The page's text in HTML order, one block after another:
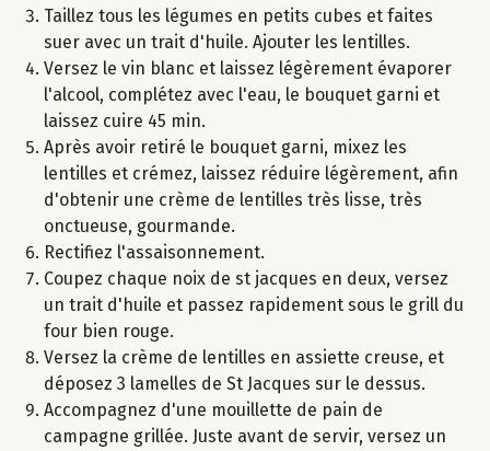
Taillez tous les légumes en petits cubes et faites
suer avec un trait d'huile. Ajouter les lentilles.
Versez le vin blanc et laissez légèrement évaporer
l'alcool, complétez avec l'eau, le bouquet garni et
laissez cuire 45 min.
Après avoir retiré le bouquet garni, mixez les
lentilles et crémez, laissez réduire légèrement, afin
d'obtenir une crème de lentilles très lisse, très
onctueuse, gourmande.
Rectifiez l'assaisonnement.
Coupez chaque noix de st jacques en deux, versez
un trait d'huile et passez rapidement sous le grill du
four bien rouge.
Versez la crème de lentilles en assiette creuse, et
déposez 3 lamelles de St Jacques sur le dessus.
Accompagnez d'une mouillette de pain de
campagne grillée. Juste avant de servir, versez un